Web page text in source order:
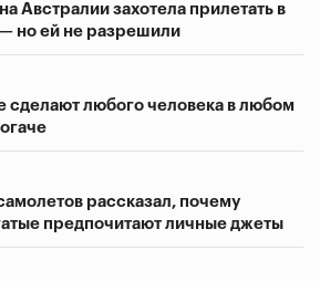
Австралии захотела прилетать в
но ей не разрешили
сделают любого человека в любом
рассказал, почему
предпочитают личные джеты